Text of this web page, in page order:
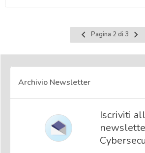
Pagina
precedente
Pagina 2 di 3
Archivio Newsletter
Iscriviti